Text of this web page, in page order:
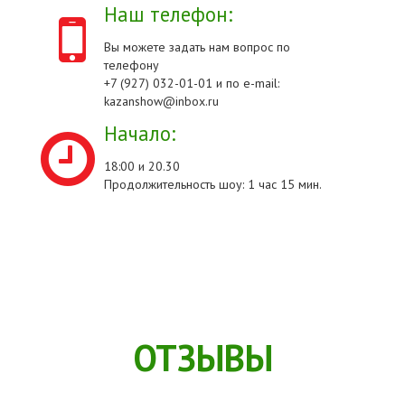
Наш телефон:
Вы можете задать нам вопрос по
телефону
+7 (927) 032-01-01 и по e-mail:
kazanshow@inbox.ru
Начало:
18:00 и 20.30
Продолжительность шоу: 1 час 15 мин.
ОТЗЫВЫ